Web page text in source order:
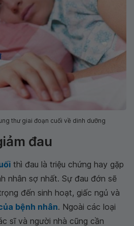
thư giai đoạn cuối về dinh dưỡng
đau
thì đau là triệu chứng hay gặp
nhân sợ nhất. Sự đau đớn sẽ
đến sinh hoạt, giấc ngủ và
bệnh nhân. Ngoài các loại
sĩ và người nhà cũng cần